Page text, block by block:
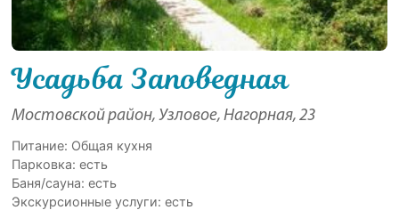
Усадьба Заповедная
Мостовской район, Узловое, Нагорная, 23
Питание: Общая кухня
Парковка: есть
Баня/сауна: есть
Экскурсионные услуги: есть